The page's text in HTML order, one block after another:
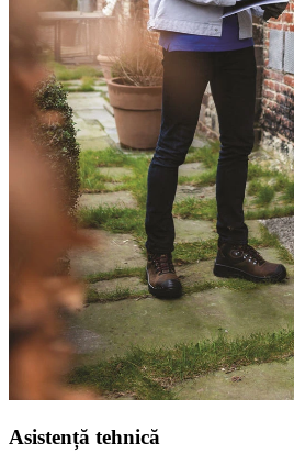
Asistență tehnică